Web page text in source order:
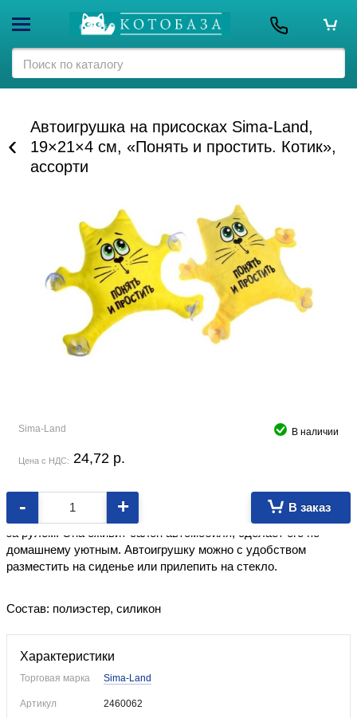
Автоигрушка на присосках Sima-Land,
19×21×4 см, «Понять и простить. Котик»,
ассорти
Sima-Land В наличии
Цена с НДС: 24,72 p.
- + В заказ
Автоигрушка — необычный и забавный презент для тех, кто
за рулём. Она оживит салон автомобиля, сделает его по-
домашнему уютным. Автоигрушку можно с удобством
разместить на сиденье или прилепить на стекло.
Состав: полиэстер, силикон
Характеристики
Торговая марка Sima-Land
Артикул 2460062